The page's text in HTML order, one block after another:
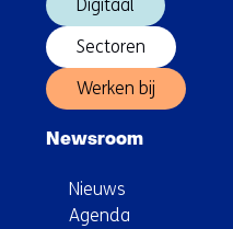
Digitaal
Sectoren
Werken bij
Newsroom
Nieuws
Agenda